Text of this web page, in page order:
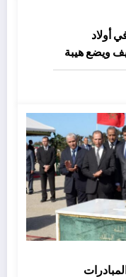
أولاد
ويضع هيبة